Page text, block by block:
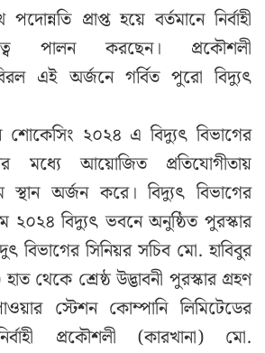
প্রাপ্ত হয়ে বর্তমানে নির্বাহী
পালন করছেন। প্রকৌশলী
এই অর্জনে গর্বিত পুরো বিদ্যুৎ
শোকেসিং ২০২৪ এ বিদ্যুৎ বিভাগের
মধ্যে আয়োজিত প্রতিযোগীতায়
অর্জন করে। বিদ্যুৎ বিভাগের
বিদ্যুৎ ভবনে অনুষ্ঠিত পুরস্কার
বিভাগের সিনিয়র সচিব মো. হাবিবুর
থেকে শ্রেষ্ঠ উদ্ভাবনী পুরস্কার গ্রহণ
স্টেশন কোম্পানি লিমিটেডের
প্রকৌশলী (কারখানা) মো.